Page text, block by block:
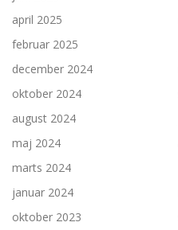
april 2025
februar 2025
december 2024
oktober 2024
august 2024
maj 2024
marts 2024
januar 2024
oktober 2023